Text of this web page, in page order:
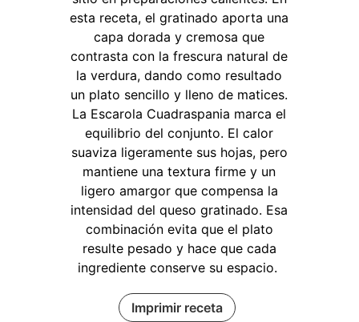
esta receta, el gratinado aporta una
capa dorada y cremosa que
contrasta con la frescura natural de
la verdura, dando como resultado
un plato sencillo y lleno de matices.
La Escarola Cuadraspania marca el
equilibrio del conjunto. El calor
suaviza ligeramente sus hojas, pero
mantiene una textura firme y un
ligero amargor que compensa la
intensidad del queso gratinado. Esa
combinación evita que el plato
resulte pesado y hace que cada
ingrediente conserve su espacio.
Imprimir receta